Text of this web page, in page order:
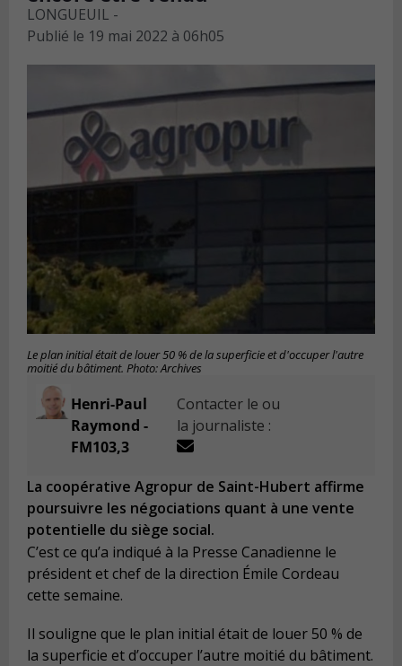
LONGUEUIL -
Publié le 19 mai 2022 à 06h05
Le plan initial était de louer 50 % de la superficie et d'occuper l'autre
moitié du bâtiment. Photo: Archives
Henri-Paul
Raymond -
FM103,3
Contacter le ou
la journaliste :
La coopérative Agropur de Saint-Hubert affirme
poursuivre les négociations quant à une vente
potentielle du siège social.
C’est ce qu’a indiqué à la Presse Canadienne le
président et chef de la direction Émile Cordeau
cette semaine.
Il souligne que le plan initial était de louer 50 % de
la superficie et d’occuper l’autre moitié du bâtiment.